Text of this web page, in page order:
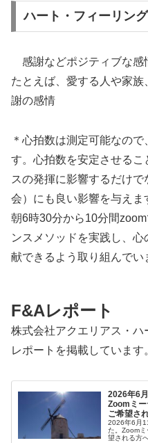
ハート・フィーリング
感謝などポジティブな感
たとえば、愛する人や家
謝の感情
＊心拍数は測定可能なの
す。心拍数を安定させる
スの発揮に影響するだけ
会）にも良い影響を与え
朝6時30分から10分間
ンスメソッドを実践し、
献できるよう取り組んでい
F&Aレポート
株式会社アクエリアス・
レポートを掲載しています
2026年6
Zoomミ
ご希望さ
2026年6月
た。Zoom
望される方